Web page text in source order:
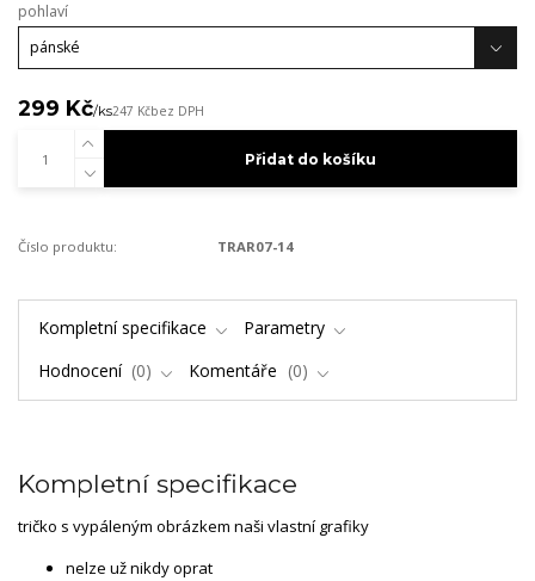
pohlaví
299 Kč/ks247 Kčbez DPH
Přidat do košíku
Číslo produktu: TRAR07-14
Kompletní specifikace
Parametry
Hodnocení
0 Komentáře 0
Kompletní specifikace
tričko s vypáleným obrázkem naši vlastní grafiky
nelze už nikdy oprat